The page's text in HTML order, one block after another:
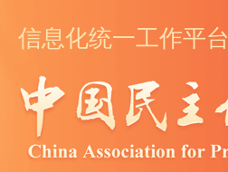
信息化统一工作平台